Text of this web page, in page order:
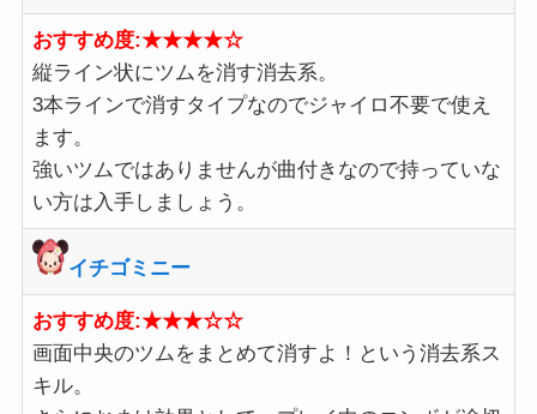
おすすめ度:★★★★☆
縦ライン状にツムを消す消去系。
3本ラインで消すタイプなのでジャイロ不要で使え
ます。
強いツムではありませんが曲付きなので持っていな
い方は入手しましょう。
イチゴミニー
おすすめ度:★★★☆☆
画面中央のツムをまとめて消すよ！という消去系ス
キル。